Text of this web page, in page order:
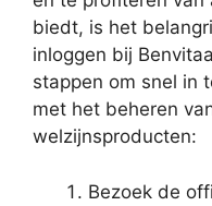
biedt, is het
inloggen bij
stappen om snel in
met het beheren
welzijnsproducten:
Bezoek de